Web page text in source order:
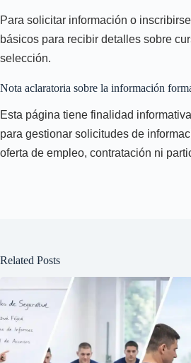
Para solicitar información o
básicos para recibir detalles sobre
selección.
Nota aclaratoria sobre la información
Esta página tiene finalidad
para gestionar solicitudes de
oferta de empleo, contratación ni
Related Posts